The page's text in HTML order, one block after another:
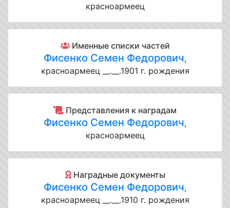
красноармеец
Именные списки частей
Фисенко Семен Федорович,
красноармеец __.__.1901 г. рождения
Представления к наградам
Фисенко Семен Федорович,
красноармеец
Наградные документы
Фисенко Семен Федорович,
красноармеец __.__.1910 г. рождения